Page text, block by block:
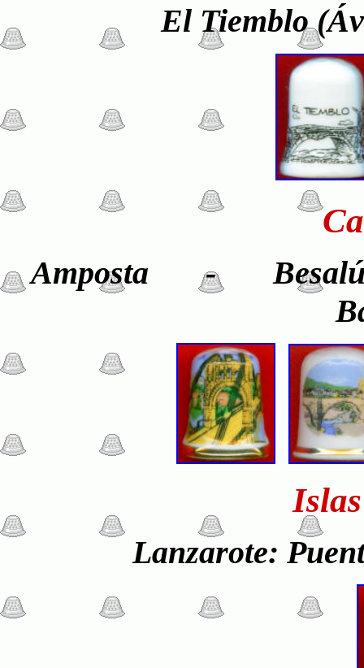
El Tiemblo
Amposta -
Lanzarote: